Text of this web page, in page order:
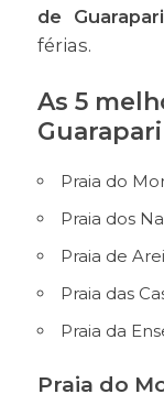
de Guarapari
férias.
As 5
Guarapari
Praia do
Praia dos
Praia de
Praia das
Praia da
Praia do